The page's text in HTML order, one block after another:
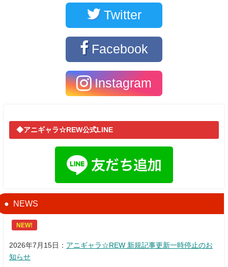
Twitter
Facebook
Instagram
◆アニギャラ☆REW公式LINE
NEWS
NEW!
2026年7月15日： アニギャラ☆REW 新規記事更新一時停止のお
知らせ